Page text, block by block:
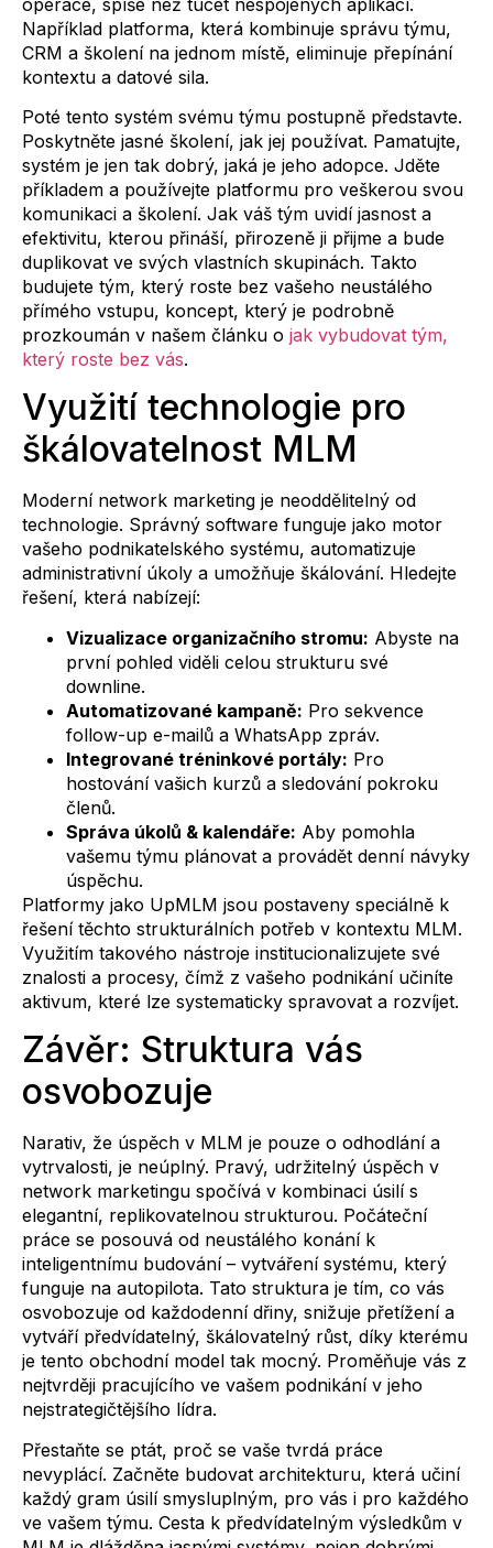
Například platforma, která kombinuje správu týmu,
CRM a školení na jednom místě, eliminuje přepínání
kontextu a datové sila.
Poté tento systém svému týmu postupně představte.
Poskytněte jasné školení, jak jej používat. Pamatujte,
systém je jen tak dobrý, jaká je jeho adopce. Jděte
příkladem a používejte platformu pro veškerou svou
komunikaci a školení. Jak váš tým uvidí jasnost a
efektivitu, kterou přináší, přirozeně ji přijme a bude
duplikovat ve svých vlastních skupinách. Takto
budujete tým, který roste bez vašeho neustálého
přímého vstupu, koncept, který je podrobně
prozkoumán v našem článku o jak vybudovat tým,
který roste bez vás.
Využití technologie pro
škálovatelnost MLM
Moderní network marketing je neoddělitelný od
technologie. Správný software funguje jako motor
vašeho podnikatelského systému, automatizuje
administrativní úkoly a umožňuje škálování. Hledejte
řešení, která nabízejí:
Vizualizace organizačního stromu: Abyste na
první pohled viděli celou strukturu své
downline.
Automatizované kampaně: Pro sekvence
follow-up e-mailů a WhatsApp zpráv.
Integrované tréninkové portály: Pro
hostování vašich kurzů a sledování pokroku
členů.
Správa úkolů & kalendáře: Aby pomohla
vašemu týmu plánovat a provádět denní návyky
úspěchu.
Platformy jako UpMLM jsou postaveny speciálně k
řešení těchto strukturálních potřeb v kontextu MLM.
Využitím takového nástroje institucionalizujete své
znalosti a procesy, čímž z vašeho podnikání učiníte
aktivum, které lze systematicky spravovat a rozvíjet.
Závěr: Struktura vás
osvobozuje
Narativ, že úspěch v MLM je pouze o odhodlání a
vytrvalosti, je neúplný. Pravý, udržitelný úspěch v
network marketingu spočívá v kombinaci úsilí s
elegantní, replikovatelnou strukturou. Počáteční
práce se posouvá od neustálého konání k
inteligentnímu budování – vytváření systému, který
funguje na autopilota. Tato struktura je tím, co vás
osvobozuje od každodenní dřiny, snižuje přetížení a
vytváří předvídatelný, škálovatelný růst, díky kterému
je tento obchodní model tak mocný. Proměňuje vás z
nejtvrději pracujícího ve vašem podnikání v jeho
nejstrategičtějšího lídra.
Přestaňte se ptát, proč se vaše tvrdá práce
nevyplácí. Začněte budovat architekturu, která učiní
každý gram úsilí smysluplným, pro vás i pro každého
ve vašem týmu. Cesta k předvídatelným výsledkům v